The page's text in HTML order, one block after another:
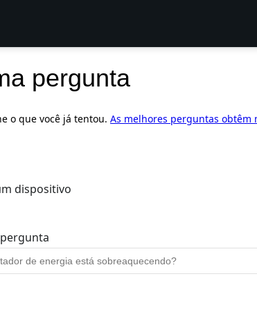
pergunta
o que você já tentou. As melhores perguntas obtêm
dispositivo